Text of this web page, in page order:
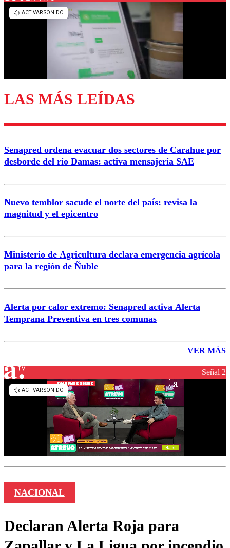
Los comentarios son moderados para garantizar un
diálogo respetuoso.
Enviar comentario
LAS MÁS LEÍDAS
Senapred ordena evacuar dos sectores de Carahue por
desborde del río Damas: activa mensajería SAE
Nuevo temblor sacude el norte del país: revisa la
magnitud y el epicentro
Ministerio de Agricultura declara emergencia agrícola
para la región de Ñuble
Alerta por calor extremo: Senapred activa Alerta
Temprana Preventiva en tres comunas
VER MÁS
Señal 2
NACIONAL
Declaran Alerta Roja para